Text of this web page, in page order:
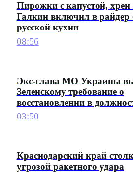
Пирожки с капустой, хрен
Галкин включил в райдер
русской кухни
08:56
Экс-глава МО Украины
Зеленскому требование о
восстановлении в
03:50
Краснодарский край
угрозой ракетного удара